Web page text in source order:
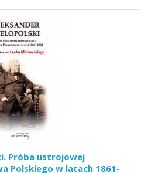
Próba ustrojowej
Polskiego w latach 1861-